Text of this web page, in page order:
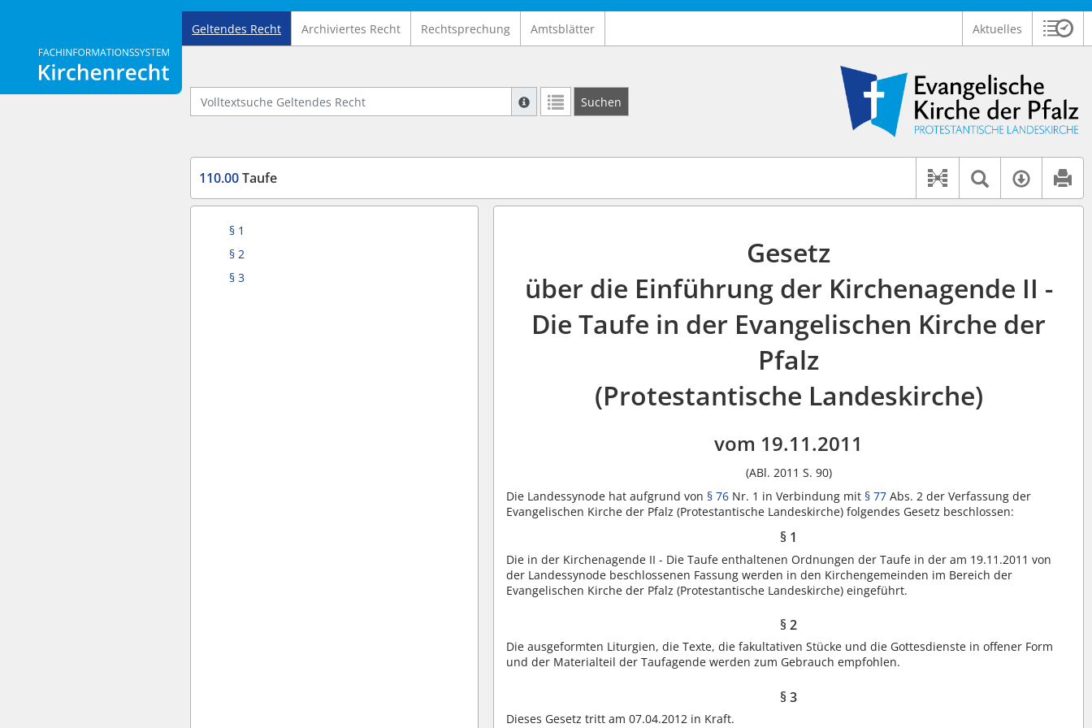
Logo Fachinformationssystem Kirchenrecht
Geltendes Recht Archiviertes Recht Rechtsprechung Amtsblätter Aktuelles
Volltextsuche Geltendes Recht
Suche mit Platzhalter "*", Bsp. Pfarrer*, findet auch: "Pfarrerinitiative" oder "Pfarrerausschuss".
Suchen
Logo Ev. Kirche der Pfalz
110.00Taufe
Dokument-
Textsuche
§ 1
§ 2
§ 3
Gesetz
über die Einführung der Kirchenagende II -
Die Taufe in der Evangelischen Kirche der
Pfalz
(Protestantische Landeskirche)
vom 19.11.2011
(ABl. 2011 S. 90)
Die Landessynode hat aufgrund von § 76 Nr. 1 in Verbindung mit § 77 Abs. 2 der Verfassung der
Evangelischen Kirche der Pfalz (Protestantische Landeskirche) folgendes Gesetz beschlossen:
§ 1
Die in der Kirchenagende II - Die Taufe enthaltenen Ordnungen der Taufe in der am 19.11.2011 von
der Landessynode beschlossenen Fassung werden in den Kirchengemeinden im Bereich der
Evangelischen Kirche der Pfalz (Protestantische Landeskirche) eingeführt.
§ 2
Die ausgeformten Liturgien, die Texte, die fakultativen Stücke und die Gottesdienste in offener Form
und der Materialteil der Taufagende werden zum Gebrauch empfohlen.
§ 3
Dieses Gesetz tritt am 07.04.2012 in Kraft.